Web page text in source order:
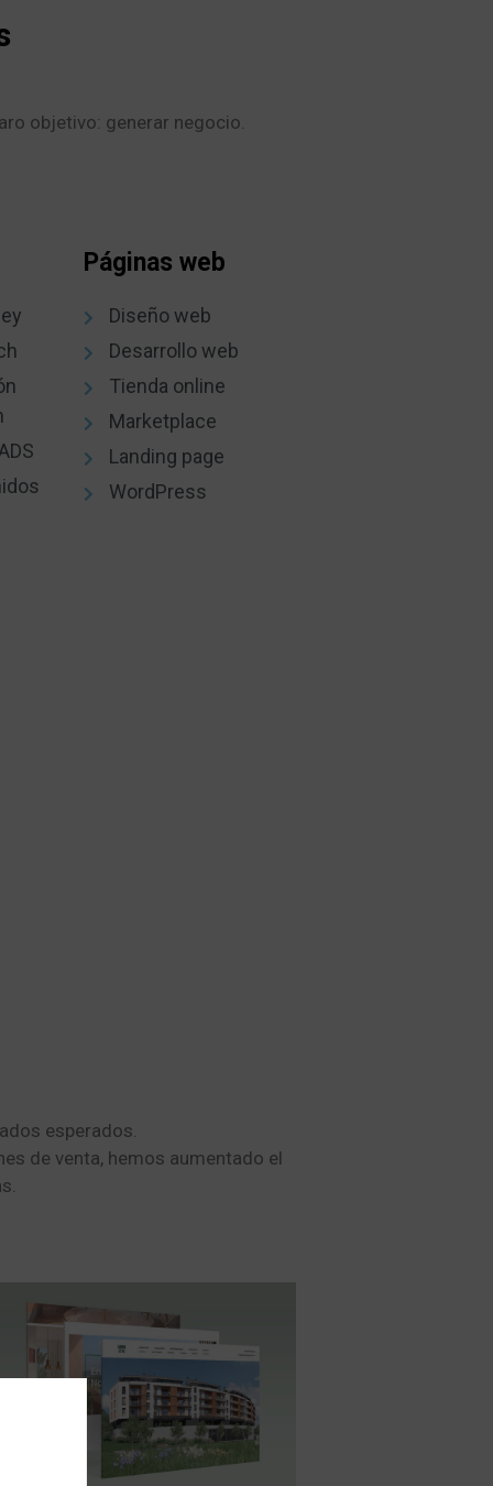
objetivo: generar negocio.
Páginas web
Diseño web
Desarrollo web
Tienda online
Marketplace
Landing page
WordPress
esperados.
de venta, hemos aumentado el